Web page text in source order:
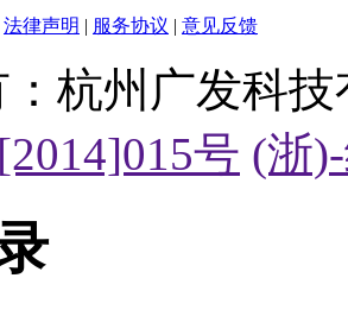
法律声明 | 服务协议 | 意见反馈
：杭州广发科
号 (浙